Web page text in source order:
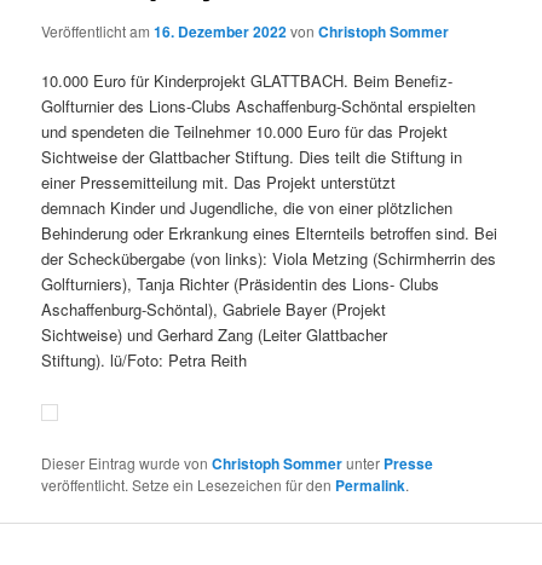
Veröffentlicht am16. Dezember 2022vonChristoph Sommer
10.000 Euro für Kinderprojekt GLATTBACH. Beim Benefiz-
Golfturnier des Lions-Clubs Aschaffenburg-Schöntal erspielten
und spendeten die Teilnehmer 10.000 Euro für das Projekt
Sichtweise der Glattbacher Stiftung. Dies teilt die Stiftung in
einer Pressemitteilung mit. Das Projekt unterstützt
demnach Kinder und Jugendliche, die von einer plötzlichen
Behinderung oder Erkrankung eines Elternteils betroffen sind. Bei
der Scheckübergabe (von links): Viola Metzing (Schirmherrin des
Golfturniers), Tanja Richter (Präsidentin des Lions- Clubs
Aschaffenburg-Schöntal), Gabriele Bayer (Projekt
Sichtweise) und Gerhard Zang (Leiter Glattbacher
Stiftung). lü/Foto: Petra Reith
Dieser Eintrag wurde vonChristoph Sommerunter Presse
veröffentlicht. Setze ein Lesezeichen für den Permalink.